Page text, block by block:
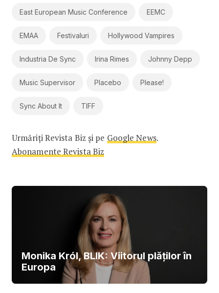
East European Music Conference EEMC
EMAA Festivaluri Hollywood Vampires
Industria De Sync Irina Rimes Johnny Depp
Music Supervisor Placebo Please!
Sync About It TIFF
Urmăriți Revista Biz și pe Google News.
Abonamente Revista Biz
Monika Król, BLIK: Viitorul plăților în
Europa